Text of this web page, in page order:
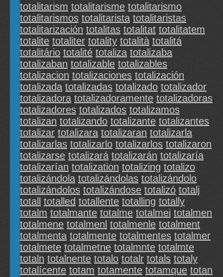
totalitarism totalitarisme totalitarismo
totalitarismos totalitarista totalitaristas
totalitarización totalitas totalitat totalitatem
totalite totaliter totality totalità totalitá
totalitário totalité totaliza totalizaba
totalizaban totalizable totalizables
totalizacion totalizaciones totalización
totalizada totalizadas totalizado totalizador
totalizadora totalizadoramente totalizadoras
totalizadores totalizados totalizamos
totalizan totalizando totalizante totalizantes
totalizar totalizara totalizaran totalizarla
totalizarlas totalizarlo totalizarlos totalizaron
totalizarse totalizará totalizarán totalizaría
totalizarían totalization totalizing totalizo
totalizándola totalizándolas totalizándolo
totalizándolos totalizándose totalizó totalj
totall
totalled totallente totalling totally
totalm totalmante totalme totalmei totalmen
totalmene totalmenl totalmenle totalment
totalmenta totalmente totalmentes totalmer
totalmete totalmetne totalmnte totalmte
totaln totalnente totalo totalr totals totaly
totalícente totam totamente totamque totan